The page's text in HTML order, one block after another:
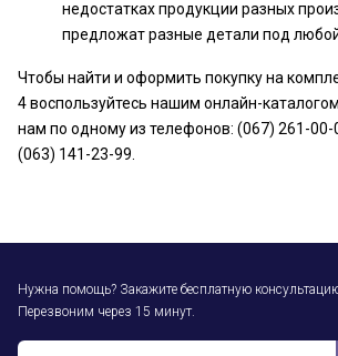
недостатках продукции разных
предложат разные детали под
Чтобы найти и оформить покупку на
4 воспользуйтесь нашим онлайн-
нам по одному из телефонов: (067) 261-00-
(063) 141-23-99.
Нужна помощь? Закажите бесплатную
Перезвоним через 15 минут.